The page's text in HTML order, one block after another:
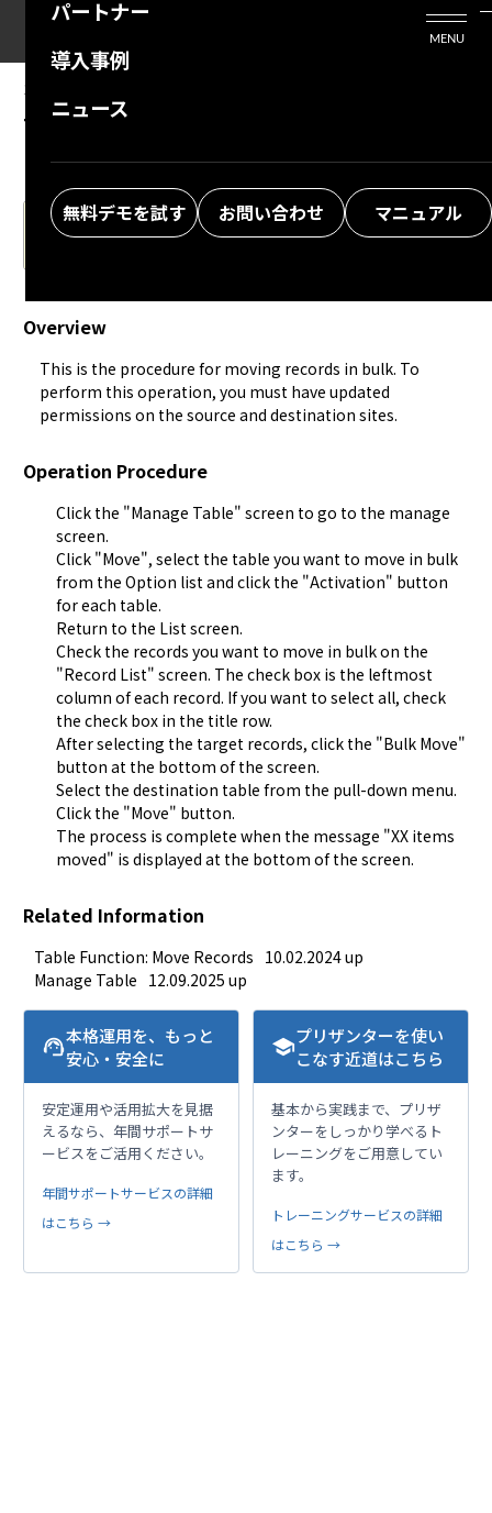
パートナー
導入事例
ニュース
無料デモを試す お問い合わせ マニュアル
MENU
10.07.2024
Table Function: Move Records In Bulk
The Japanese version of the manual is the latest.
Overview
This is the procedure for moving records in bulk. To
perform this operation, you must have updated
permissions on the source and destination sites.
Operation Procedure
Click the "Manage Table" screen to go to the manage
screen.
Click "Move", select the table you want to move in bulk
from the Option list and click the "Activation" button
for each table.
Return to the List screen.
Check the records you want to move in bulk on the
"Record List" screen. The check box is the leftmost
column of each record. If you want to select all, check
the check box in the title row.
After selecting the target records, click the "Bulk Move"
button at the bottom of the screen.
Select the destination table from the pull-down menu.
Click the "Move" button.
The process is complete when the message "XX items
moved" is displayed at the bottom of the screen.
Related Information
Table Function: Move Records 10.02.2024 up
Manage Table 12.09.2025 up
support_agent本格運用を、もっと
安心・安全に
安定運用や活用拡大を見据
えるなら、年間サポートサ
ービスをご活用ください。
年間サポートサービスの詳細
はこちら →
schoolプリザンターを使い
こなす近道はこちら
基本から実践まで、プリザ
ンターをしっかり学べるト
レーニングをご用意してい
ます。
トレーニングサービスの詳細
はこちら →